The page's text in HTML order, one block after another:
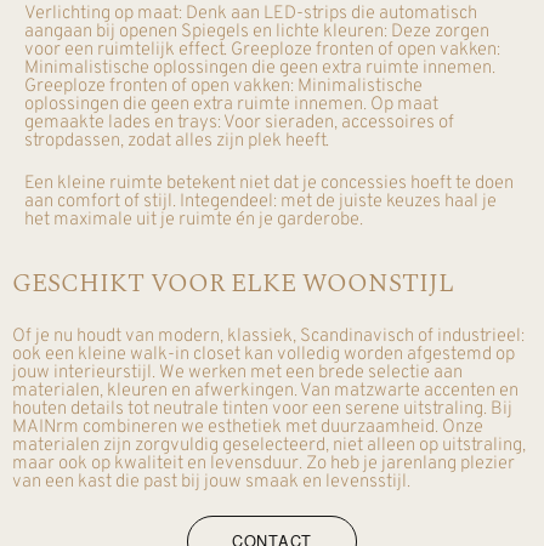
Verlichting op maat: Denk aan LED-strips die automatisch
aangaan bij openen Spiegels en lichte kleuren: Deze zorgen
voor een ruimtelijk effect. Greeploze fronten of open vakken:
Minimalistische oplossingen die geen extra ruimte innemen.
Greeploze fronten of open vakken: Minimalistische
oplossingen die geen extra ruimte innemen. Op maat
gemaakte lades en trays: Voor sieraden, accessoires of
stropdassen, zodat alles zijn plek heeft.
Een kleine ruimte betekent niet dat je concessies hoeft te doen
aan comfort of stijl. Integendeel: met de juiste keuzes haal je
het maximale uit je ruimte én je garderobe.
GESCHIKT VOOR ELKE WOONSTIJL
Of je nu houdt van modern, klassiek, Scandinavisch of industrieel:
ook een kleine walk-in closet kan volledig worden afgestemd op
jouw interieurstijl. We werken met een brede selectie aan
materialen, kleuren en afwerkingen. Van matzwarte accenten en
houten details tot neutrale tinten voor een serene uitstraling. Bij
MAINrm combineren we esthetiek met duurzaamheid. Onze
materialen zijn zorgvuldig geselecteerd, niet alleen op uitstraling,
maar ook op kwaliteit en levensduur. Zo heb je jarenlang plezier
van een kast die past bij jouw smaak en levensstijl.
CONTACT